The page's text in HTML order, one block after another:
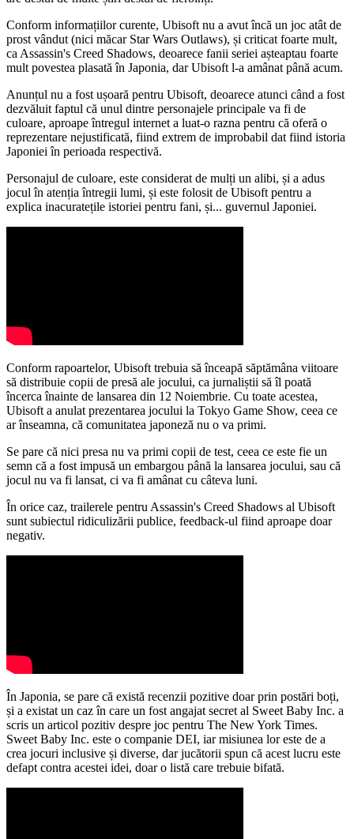
Conform informațiilor curente, Ubisoft nu a avut încă un joc atât de
prost vândut (nici măcar Star Wars Outlaws), și criticat foarte mult,
ca Assassin's Creed Shadows, deoarece fanii seriei așteaptau foarte
mult povestea plasată în Japonia, dar Ubisoft l-a amânat până acum.
Anunțul nu a fost ușoară pentru Ubisoft, deoarece atunci când a fost
dezvăluit faptul că unul dintre personajele principale va fi de
culoare, aproape întregul internet a luat-o razna pentru că oferă o
reprezentare nejustificată, fiind extrem de improbabil dat fiind istoria
Japoniei în perioada respectivă.
Personajul de culoare, este considerat de mulți un alibi, și a adus
jocul în atenția întregii lumi, și este folosit de Ubisoft pentru a
explica inacuratețile istoriei pentru fani, și... guvernul Japoniei.
Conform rapoartelor, Ubisoft trebuia să înceapă săptămâna viitoare
să distribuie copii de presă ale jocului, ca jurnaliștii să îl poată
încerca înainte de lansarea din 12 Noiembrie. Cu toate acestea,
Ubisoft a anulat prezentarea jocului la Tokyo Game Show, ceea ce
ar înseamna, că comunitatea japoneză nu o va primi.
Se pare că nici presa nu va primi copii de test, ceea ce este fie un
semn că a fost impusă un embargou până la lansarea jocului, sau că
jocul nu va fi lansat, ci va fi amânat cu câteva luni.
În orice caz, trailerele pentru Assassin's Creed Shadows al Ubisoft
sunt subiectul ridiculizării publice, feedback-ul fiind aproape doar
negativ.
În Japonia, se pare că există recenzii pozitive doar prin postări boți,
și a existat un caz în care un fost angajat secret al Sweet Baby Inc. a
scris un articol pozitiv despre joc pentru The New York Times.
Sweet Baby Inc. este o companie DEI, iar misiunea lor este de a
crea jocuri inclusive și diverse, dar jucătorii spun că acest lucru este
defapt contra acestei idei, doar o listă care trebuie bifată.